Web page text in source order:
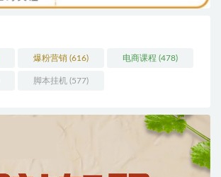
爆粉营销 (616) 电商课程 (478)
脚本挂机 (577)